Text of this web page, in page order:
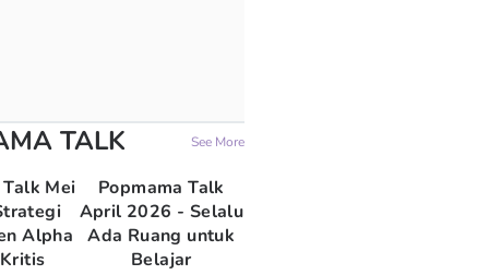
TALK See More
Mei
Alpha
Popmama Talk
April 2026 - Selalu
Ada Ruang untuk
Belajar